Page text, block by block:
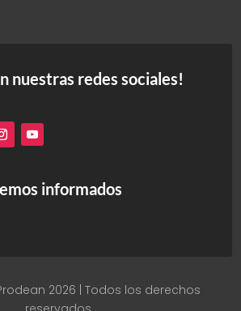
nuestras redes sociales!
informados
2026 | Todos los derechos